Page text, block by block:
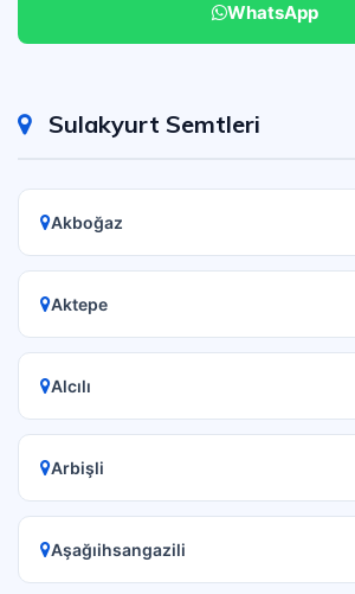
WhatsApp
Sulakyurt Semtleri
Akboğaz
Aktepe
Alcılı
Arbişli
Aşağıihsangazili